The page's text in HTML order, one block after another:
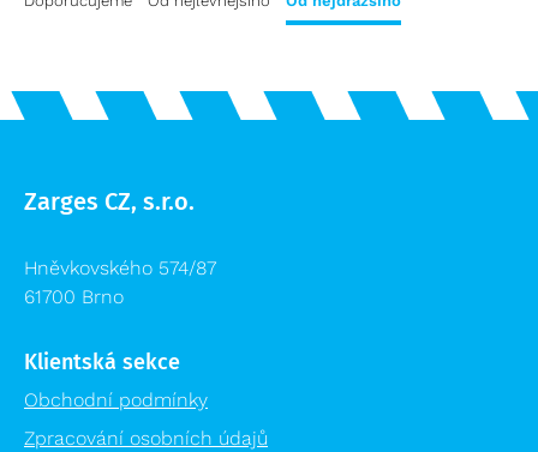
Zarges CZ, s.r.o.
Hněvkovského 574/87
61700 Brno
Klientská sekce
Obchodní podmínky
Zpracování osobních údajů